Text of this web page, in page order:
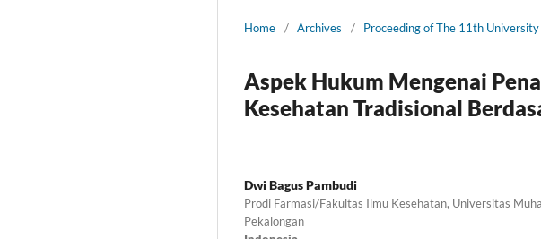
Home / Archives / Proceeding of The 11th
Aspek Hukum Mengenai
Kesehatan Tradisional
Dwi Bagus Pambudi
Prodi Farmasi/Fakultas Ilmu Kesehatan, Universitas
Pekalongan